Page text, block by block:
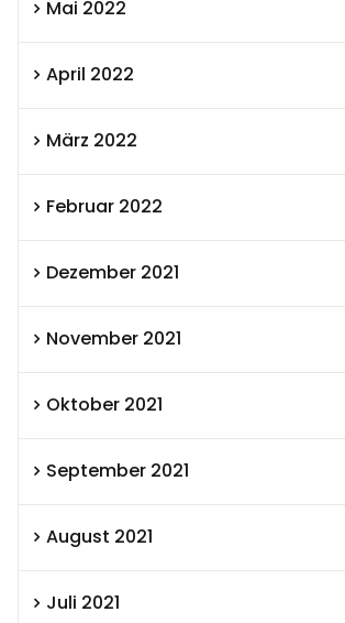
Mai 2022
April 2022
März 2022
Februar 2022
Dezember 2021
November 2021
Oktober 2021
September 2021
August 2021
Juli 2021